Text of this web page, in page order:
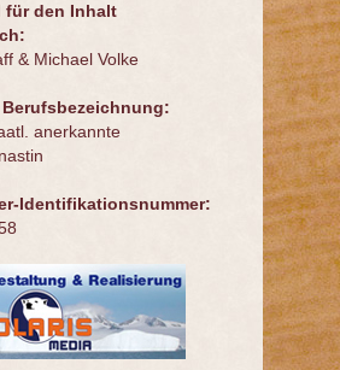
für den Inhalt
& Michael Volke
anerkannte
Identifikationsnummer: